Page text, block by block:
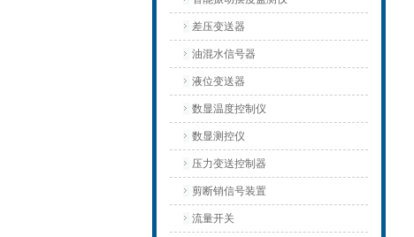
差压变送器
油混水信号器
液位变送器
数显温度控制仪
数显测控仪
压力变送控制器
剪断销信号装置
流量开关